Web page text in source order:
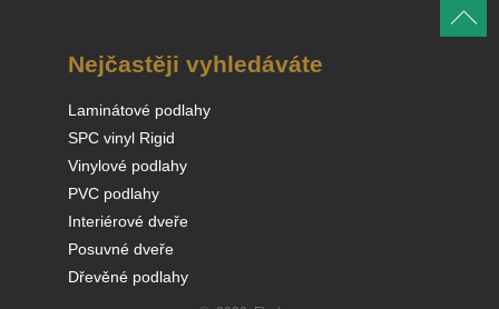
Nejčastěji vyhledáváte
Laminátové podlahy
SPC vinyl Rigid
Vinylové podlahy
PVC podlahy
Interiérové dveře
Posuvné dveře
Dřevěné podlahy